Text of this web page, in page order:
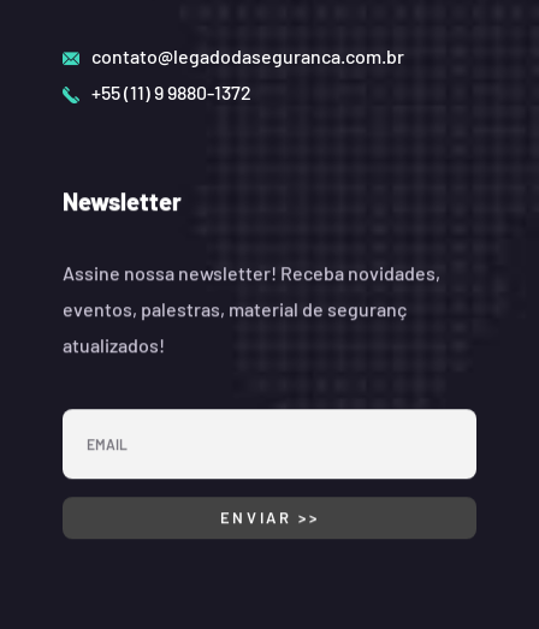
contato@legadodaseguranca.com.br
+55 (11) 9 9880-1372
Newsletter
Assine nossa newsletter! Receba novidades,
eventos, palestras, material de seguranç
atualizados!